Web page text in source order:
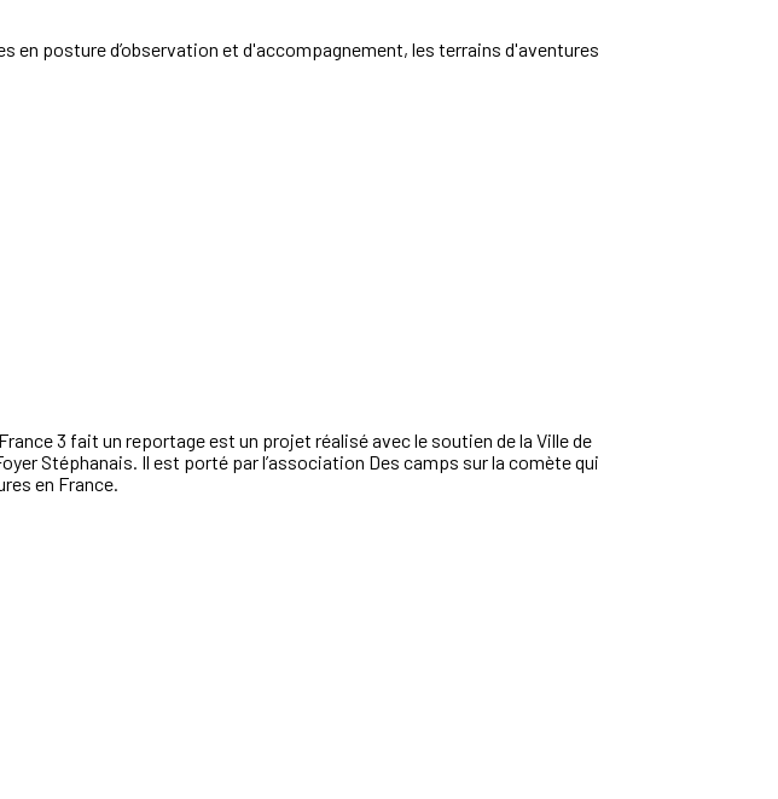
en postured’observation et d'accompagnement, les terrains d'aventures
3 fait un reportage est un projet réalisé avec le soutien de la Ville de
Stéphanais. Il est porté par l’association Des camps sur la comète qui
en France.